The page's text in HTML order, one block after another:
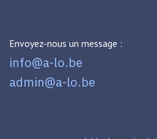
Envoyez-nous un message :
info@a-lo.be
admin@a-lo.be